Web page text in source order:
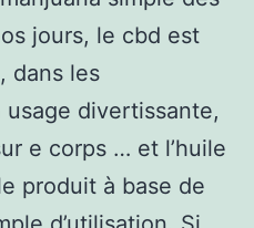
jours, le cbd est
dans les
divertissante,
e corps … et l’huile
produit à base de